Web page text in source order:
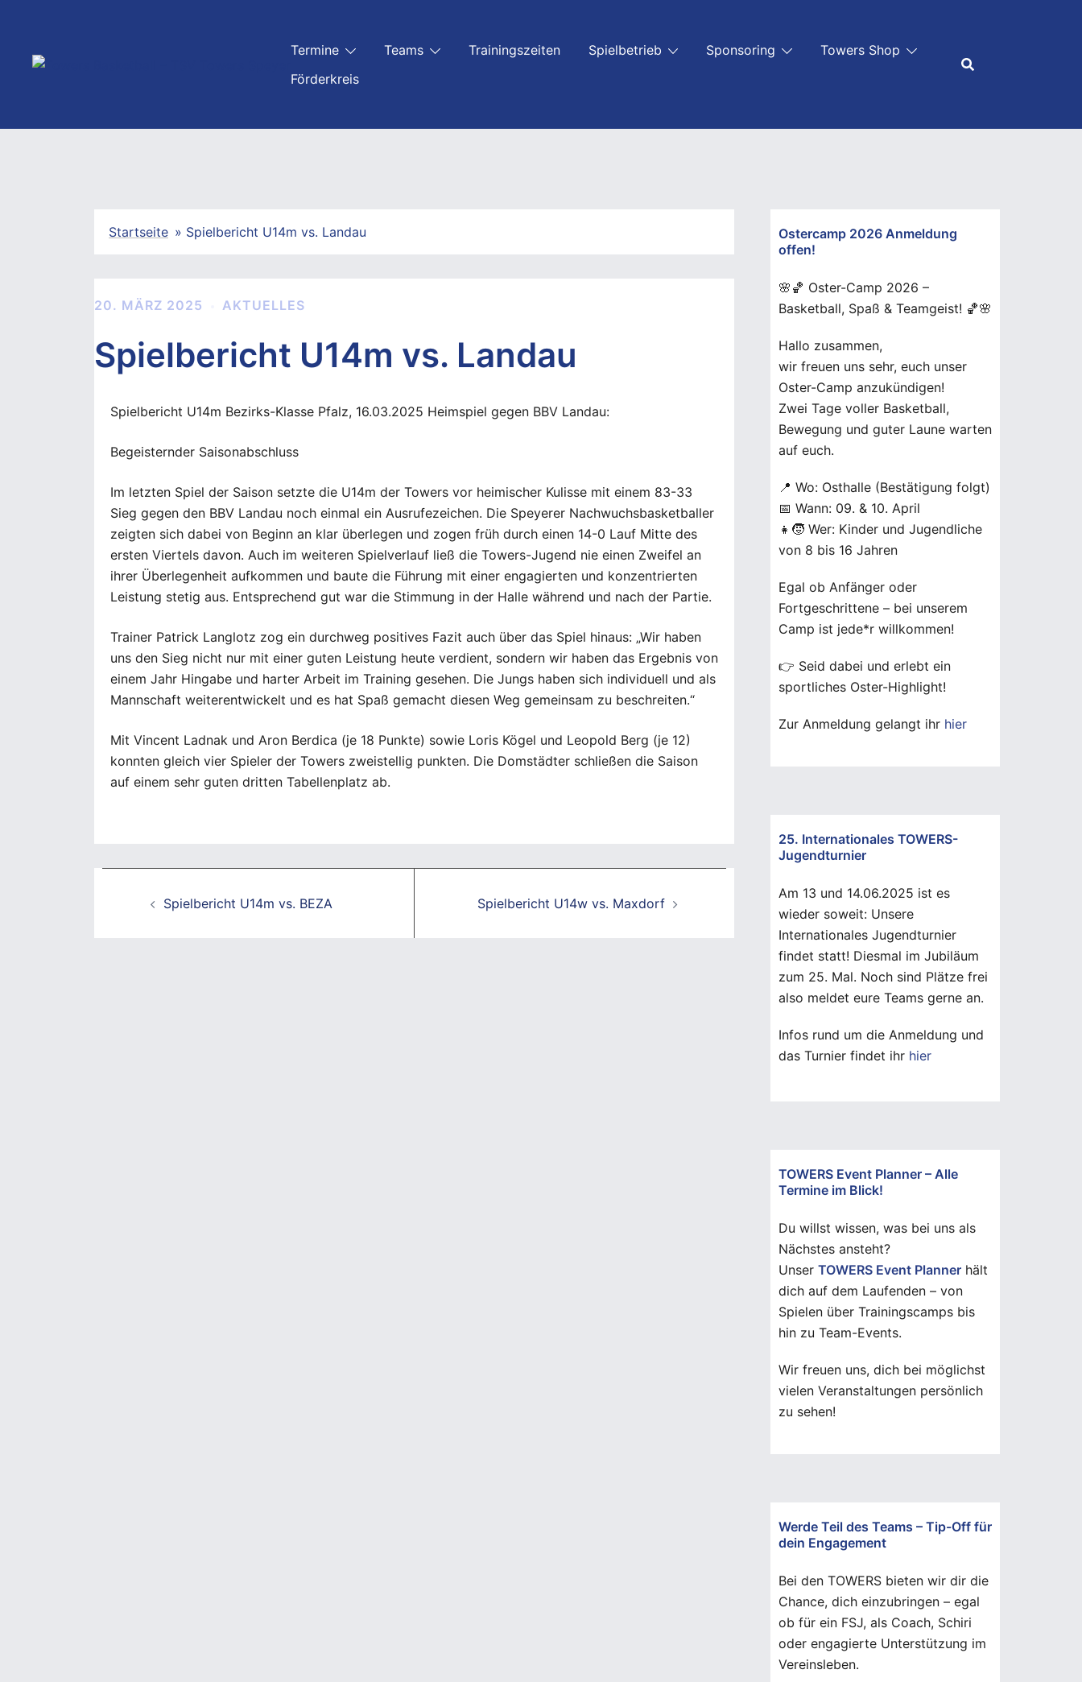
springen
Termine Teams Trainingszeiten Spielbetrieb Sponsoring
Towers Shop
Förderkreis
Startseite » Spielbericht U14m vs. Landau
20. MÄRZ 2025 AKTUELLES
Spielbericht U14m vs. Landau
Spielbericht U14m Bezirks-Klasse Pfalz, 16.03.2025 Heimspiel gegen BBV Landau:
Begeisternder Saisonabschluss
Im letzten Spiel der Saison setzte die U14m der Towers vor heimischer Kulisse mit einem 83-33
Sieg gegen den BBV Landau noch einmal ein Ausrufezeichen. Die Speyerer Nachwuchsbasketballer
zeigten sich dabei von Beginn an klar überlegen und zogen früh durch einen 14-0 Lauf Mitte des
ersten Viertels davon. Auch im weiteren Spielverlauf ließ die Towers-Jugend nie einen Zweifel an
ihrer Überlegenheit aufkommen und baute die Führung mit einer engagierten und konzentrierten
Leistung stetig aus. Entsprechend gut war die Stimmung in der Halle während und nach der Partie.
Trainer Patrick Langlotz zog ein durchweg positives Fazit auch über das Spiel hinaus: „Wir haben
uns den Sieg nicht nur mit einer guten Leistung heute verdient, sondern wir haben das Ergebnis von
einem Jahr Hingabe und harter Arbeit im Training gesehen. Die Jungs haben sich individuell und als
Mannschaft weiterentwickelt und es hat Spaß gemacht diesen Weg gemeinsam zu beschreiten.“
Mit Vincent Ladnak und Aron Berdica (je 18 Punkte) sowie Loris Kögel und Leopold Berg (je 12)
konnten gleich vier Spieler der Towers zweistellig punkten. Die Domstädter schließen die Saison
auf einem sehr guten dritten Tabellenplatz ab.
Spielbericht U14m vs. BEZA Spielbericht U14w vs. Maxdorf
Ostercamp 2026 Anmeldung
offen!
🌸🏀 Oster-Camp 2026 –
Basketball, Spaß & Teamgeist! 🏀🌸
Hallo zusammen,
wir freuen uns sehr, euch unser
Oster-Camp anzukündigen!
Zwei Tage voller Basketball,
Bewegung und guter Laune warten
auf euch.
📍 Wo: Osthalle (Bestätigung folgt)
📅 Wann: 09. & 10. April
👧🧒 Wer: Kinder und Jugendliche
von 8 bis 16 Jahren
Egal ob Anfänger oder
Fortgeschrittene – bei unserem
Camp ist jede*r willkommen!
👉 Seid dabei und erlebt ein
sportliches Oster-Highlight!
Zur Anmeldung gelangt ihr hier
25. Internationales TOWERS-
Jugendturnier
Am 13 und 14.06.2025 ist es
wieder soweit: Unsere
Internationales Jugendturnier
findet statt! Diesmal im Jubiläum
zum 25. Mal. Noch sind Plätze frei
also meldet eure Teams gerne an.
Infos rund um die Anmeldung und
das Turnier findet ihr hier
TOWERS Event Planner – Alle
Termine im Blick!
Du willst wissen, was bei uns als
Nächstes ansteht?
Unser TOWERS Event Planner hält
dich auf dem Laufenden – von
Spielen über Trainingscamps bis
hin zu Team-Events.
Wir freuen uns, dich bei möglichst
vielen Veranstaltungen persönlich
zu sehen!
Werde Teil des Teams – Tip-Off für
dein Engagement
Bei den TOWERS bieten wir dir die
Chance, dich einzubringen – egal
ob für ein FSJ, als Coach, Schiri
oder engagierte Unterstützung im
Vereinsleben.